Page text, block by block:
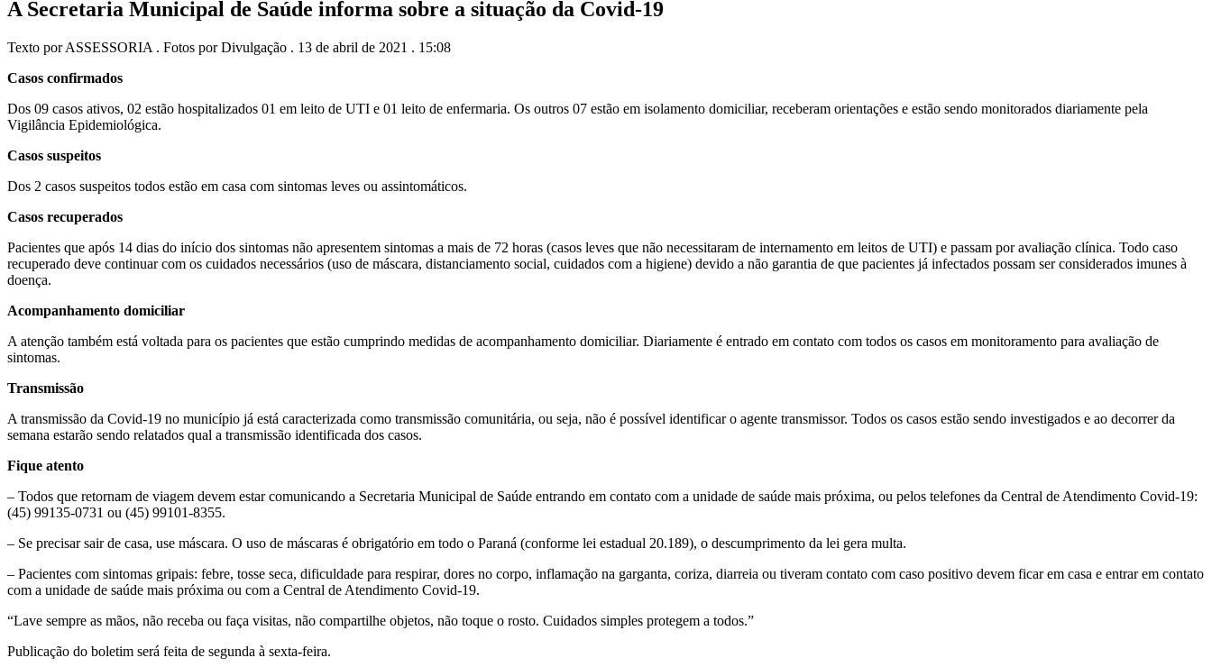
A Secretaria Municipal de Saúde informa sobre a situação da Covid-19
Texto por ASSESSORIA . Fotos por Divulgação . 13 de abril de 2021 . 15:08
Casos confirmados
Dos 09 casos ativos, 02 estão hospitalizados 01 em leito de UTI e 01 leito de enfermaria. Os outros 07 estão em isolamento domiciliar, receberam orientações e estão sendo monitorados diariamente pela
Vigilância Epidemiológica.
Casos suspeitos
Dos 2 casos suspeitos todos estão em casa com sintomas leves ou assintomáticos.
Casos recuperados
Pacientes que após 14 dias do início dos sintomas não apresentem sintomas a mais de 72 horas (casos leves que não necessitaram de internamento em leitos de UTI) e passam por avaliação clínica. Todo caso
recuperado deve continuar com os cuidados necessários (uso de máscara, distanciamento social, cuidados com a higiene) devido a não garantia de que pacientes já infectados possam ser considerados imunes à
doença.
Acompanhamento domiciliar
A atenção também está voltada para os pacientes que estão cumprindo medidas de acompanhamento domiciliar. Diariamente é entrado em contato com todos os casos em monitoramento para avaliação de
sintomas.
Transmissão
A transmissão da Covid-19 no município já está caracterizada como transmissão comunitária, ou seja, não é possível identificar o agente transmissor. Todos os casos estão sendo investigados e ao decorrer da
semana estarão sendo relatados qual a transmissão identificada dos casos.
Fique atento
– Todos que retornam de viagem devem estar comunicando a Secretaria Municipal de Saúde entrando em contato com a unidade de saúde mais próxima, ou pelos telefones da Central de Atendimento Covid-19:
(45) 99135-0731 ou (45) 99101-8355.
– Se precisar sair de casa, use máscara. O uso de máscaras é obrigatório em todo o Paraná (conforme lei estadual 20.189), o descumprimento da lei gera multa.
– Pacientes com sintomas gripais: febre, tosse seca, dificuldade para respirar, dores no corpo, inflamação na garganta, coriza, diarreia ou tiveram contato com caso positivo devem ficar em casa e entrar em contato
com a unidade de saúde mais próxima ou com a Central de Atendimento Covid-19.
“Lave sempre as mãos, não receba ou faça visitas, não compartilhe objetos, não toque o rosto. Cuidados simples protegem a todos.”
Publicação do boletim será feita de segunda à sexta-feira.